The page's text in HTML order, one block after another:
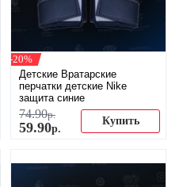
-20%
Детские Вратарские
перчатки детские Nike
защита синие
74.90р.
59.90р.
Купить